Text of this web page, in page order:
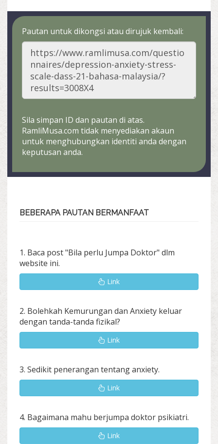
Pautan untuk dikongsi atau dirujuk kembali:
Sila simpan ID dan pautan di atas.
RamliMusa.com tidak menyediakan akaun
untuk menghubungkan identiti anda dengan
keputusan anda.
BEBERAPA PAUTAN BERMANFAAT
1. Baca post "Bila perlu Jumpa Doktor" dlm
website ini.
Link
2. Bolehkah Kemurungan dan Anxiety keluar
dengan tanda-tanda fizikal?
Link
3. Sedikit penerangan tentang anxiety.
Link
4. Bagaimana mahu berjumpa doktor psikiatri.
Link